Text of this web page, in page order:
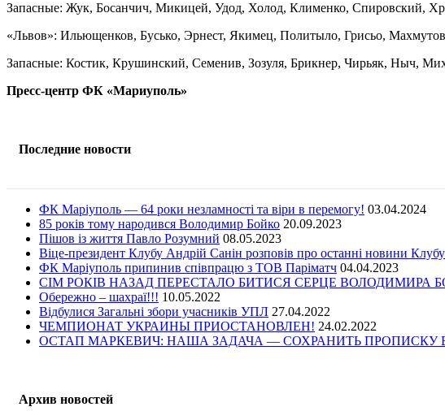
Запасные: Жук, Босанчич, Микицей, Удод, Холод, Клименко, Спировский,
«Львов»: Ильющенков, Бусько, Эрнест, Якимец, Политыло, Грисьо,
Запасные: Костик, Крушинский, Семенив, Зозуля, Брикнер, Чирьяк, Ныч,
Пресс-центр ФК «Мариуполь»
Последние новости
ФК Маріуполь — 64 роки незламності та віри в перемогу! 03.04.2024
85 років тому народився Володимир Бойко 20.09.2023
Пішов із життя Павло Розумний 08.05.2023
Віце-президент Клубу Андрій Санін розповів про останні новини
ФК Маріуполь припинив співпрацю з ТОВ Паріматч 04.04.2023
СІМ РОКІВ НАЗАД ПЕРЕСТАЛО БИТИСЯ СЕРЦЕ ВОЛОДИМИРА
Обережно – шахраї!!! 10.05.2022
Відбулися Загальні збори учасників УПЛ 27.04.2022
ЧЕМПИОНАТ УКРАИНЫ ПРИОСТАНОВЛЕН! 24.02.2022
ОСТАП МАРКЕВИЧ: НАША ЗАДАЧА — СОХРАНИТЬ ПРОПИСКУ
Архив новостей